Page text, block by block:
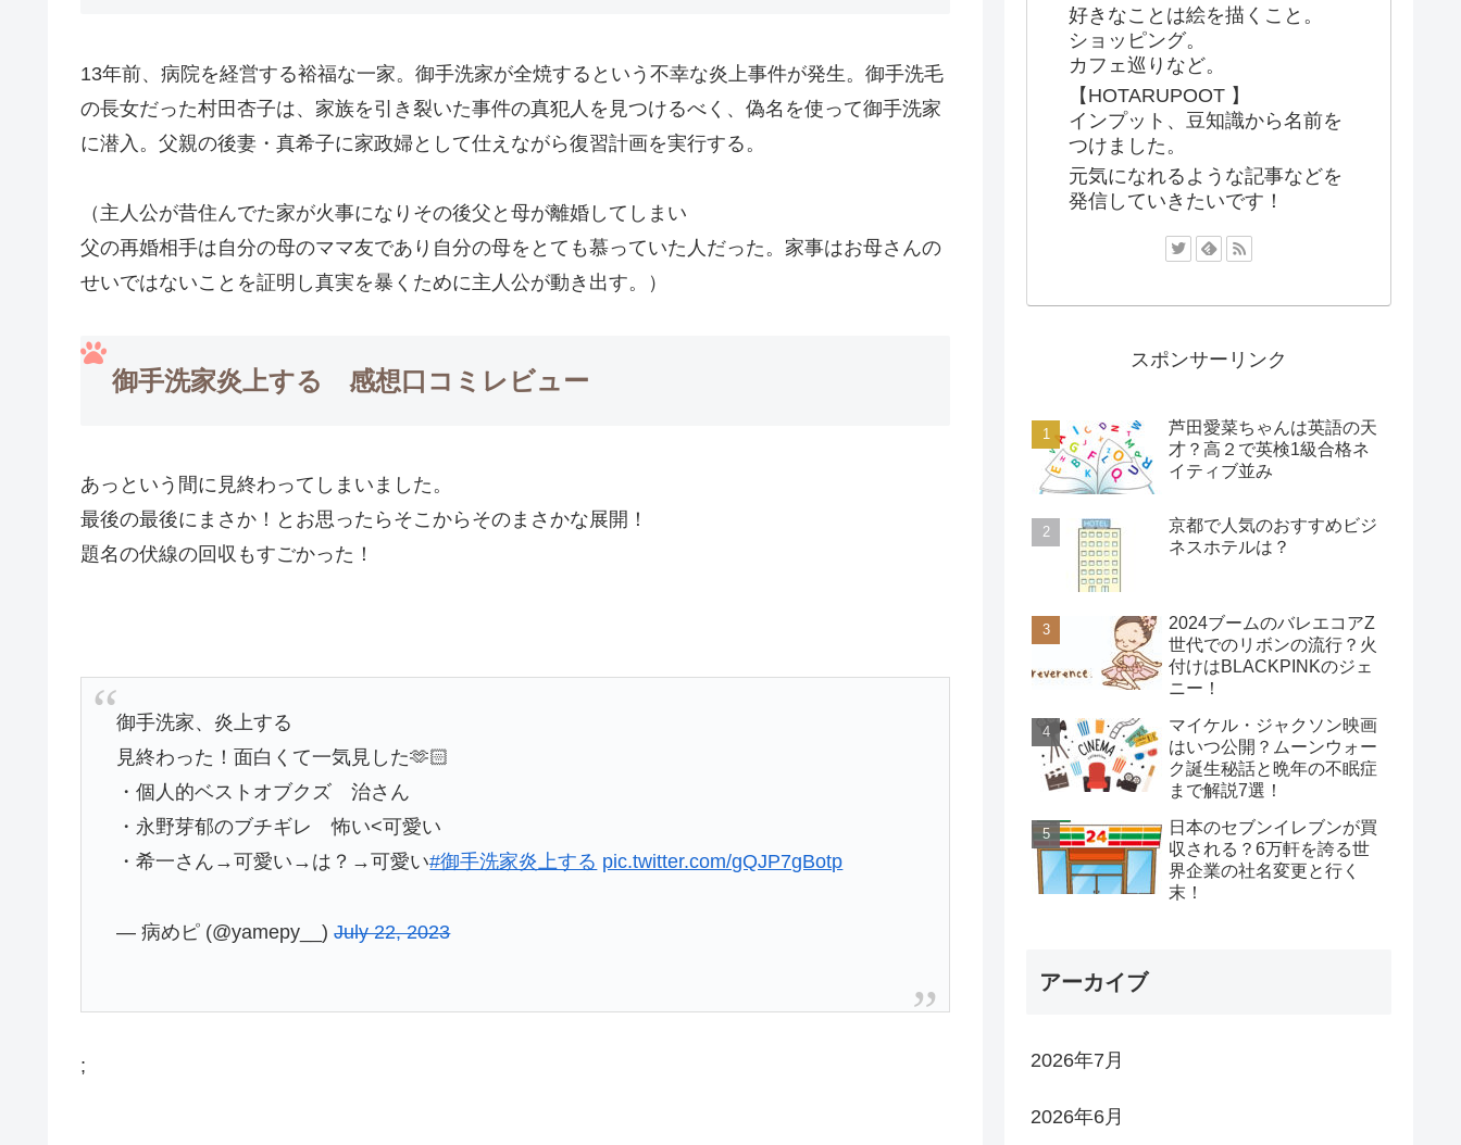
13年前、病院を経営する裕福な一家。御手洗家が全焼するという不幸な炎上事件が発生。御手洗毛
の長女だった村田杏子は、家族を引き裂いた事件の真犯人を見つけるべく、偽名を使って御手洗家
に潜入。父親の後妻・真希子に家政婦として仕えながら復習計画を実行する。
（主人公が昔住んでた家が火事になりその後父と母が離婚してしまい
父の再婚相手は自分の母のママ友であり自分の母をとても慕っていた人だった。家事はお母さんの
せいではないことを証明し真実を暴くために主人公が動き出す。）
御手洗家炎上する 感想口コミレビュー
あっという間に見終わってしまいました。
最後の最後にまさか！とお思ったらそこからそのまさかな展開！
題名の伏線の回収もすごかった！
御手洗家、炎上する
見終わった！面白くて一気見した🫶🏻
・個人的ベストオブクズ 治さん
・永野芽郁のブチギレ 怖い<可愛い
・希一さん→可愛い→は？→可愛い#御手洗家炎上する pic.twitter.com/gQJP7gBotp
— 病めピ (@yamepy__)July 22, 2023
;
好きなことは絵を描くこと。
ショッピング。
カフェ巡りなど。
【HOTARUPOOT 】
インプット、豆知識から名前を
つけました。
元気になれるような記事などを
発信していきたいです！
スポンサーリンク
芦田愛菜ちゃんは英語の天
才？高２で英検1級合格ネ
イティブ並み
京都で人気のおすすめビジ
ネスホテルは？
2024ブームのバレエコアZ
世代でのリボンの流行？火
付けはBLACKPINKのジェ
ニー！
マイケル・ジャクソン映画
はいつ公開？ムーンウォー
ク誕生秘話と晩年の不眠症
まで解説7選！
日本のセブンイレブンが買
収される？6万軒を誇る世
界企業の社名変更と行く
末！
アーカイブ
2026年7月
2026年6月